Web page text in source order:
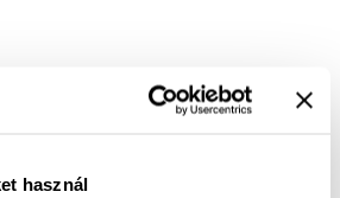
használ